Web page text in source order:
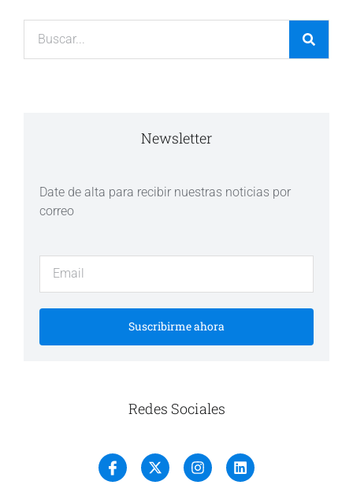
Newsletter
Date de alta para recibir nuestras noticias por
correo
Suscribirme ahora
Redes Sociales